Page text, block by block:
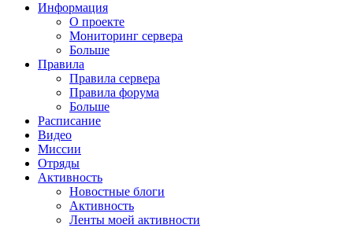
Информация
О проекте
Мониторинг сервера
Больше
Правила
Правила сервера
Правила форума
Больше
Расписание
Видео
Миссии
Отряды
Активность
Новостные блоги
Активность
Ленты моей активности